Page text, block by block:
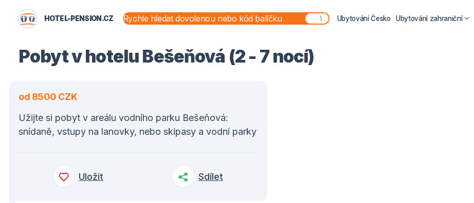
HOTEL-PENSION.CZ Ubytování Česko Ubytování zahraniční
Pobyt v hotelu Bešeňová (2 - 7 nocí)
od 8500 CZK
Užijte si pobyt v areálu vodního parku Bešeňová:
snídaně, vstupy na lanovky, nebo skipasy a vodní parky
Uložit Sdílet